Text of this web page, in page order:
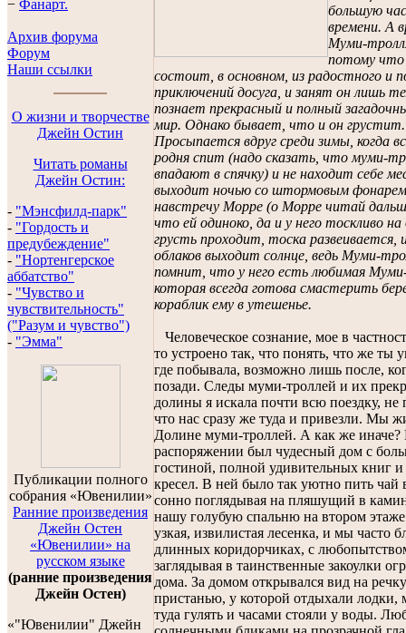
− Фанарт.
Архив форума
Форум
Наши ссылки
О жизни и творчестве
Джейн Остин
Читать романы
Джейн Остин:
- "Мэнсфилд-парк"
- "Гордость и
предубеждение"
- "Нортенгерское
аббатство"
- "Чувство и
чувствительность"
("Разум и чувство")
- "Эмма"
Публикации полного
собрания «Ювенилии»
Ранние произведения
Джейн Остен
«Ювенилии» на
русском языке
(ранние произведения
Джейн Остен)
«"Ювенилии" Джейн
большую
времени. А
Муми-
потому что
состоит, в основном, из радостного и
приключений досуга, и занят он лишь
познает прекрасный и полный
мир. Однако бывает, что и он грустит.
Просыпается вдруг среди зимы, когда
родня спит (надо сказать, что муми-
впадают в спячку) и не находит себе
выходит ночью со штормовым
навстречу Морре (о Морре читай
что ей одиноко, да и у него тоскливо
грусть проходит, тоска развеивается,
облаков выходит солнце, ведь Муми-
помнит, что у него есть любимая
которая всегда готова смастерить
кораблик ему в утешенье.
Человеческое сознание, мое в
то устроено так, что понять, что же ты
где побывала, возможно лишь после,
позади. Следы муми-троллей и их
долины я искала почти всю поездку, не
что нас сразу же туда и привезли. Мы
Долине муми-троллей. А как же
распоряжении был чудесный дом с
гостиной, полной удивительных книг
кресел. В ней было так уютно пить чай
сонно поглядывая на пляшущий в
нашу голубую спальню на втором этаже
узкая, извилистая лесенка, и мы часто
длинных коридорчиках, с
заглядывая в таинственные закоулки
дома. За домом открывался вид на
пристанью, у которой отдыхали лодки,
туда гулять и часами стояли у воды.